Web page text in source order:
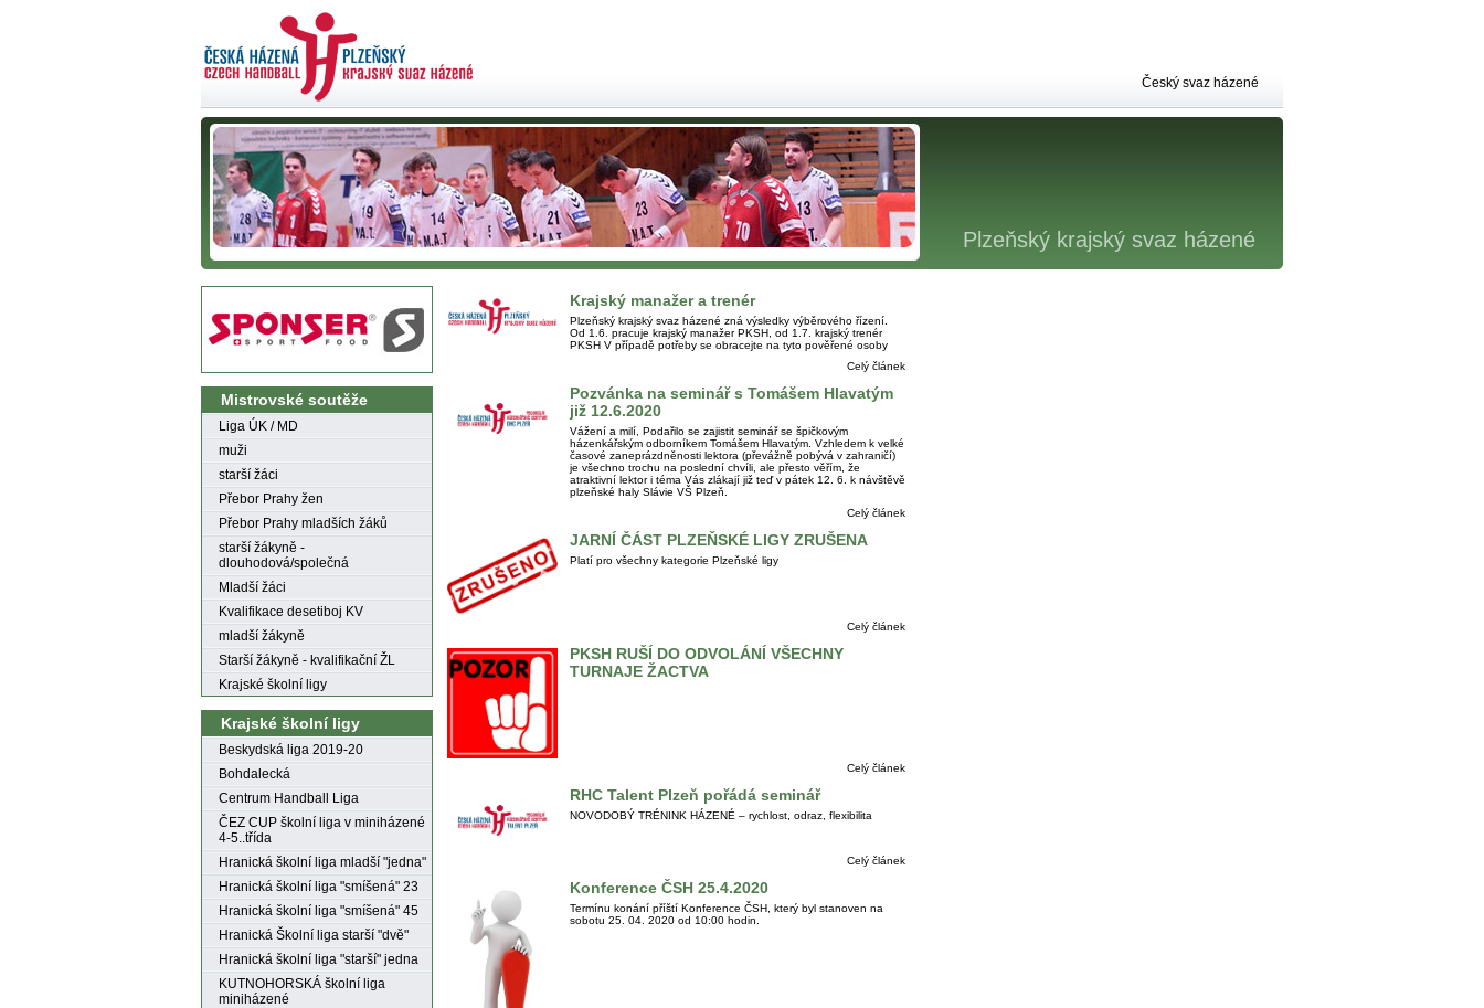
Plzeňský krajský svaz házené
Český svaz házené
Mistrovské soutěže
Liga ÚK / MD
muži
starší žáci
Přebor Prahy žen
Přebor Prahy mladších žáků
starší žákyně -
dlouhodová/společná
Mladší žáci
Kvalifikace desetiboj KV
mladší žákyně
Starší žákyně - kvalifikační ŽL
Krajské školní ligy
Krajské školní ligy
Beskydská liga 2019-20
Bohdalecká
Centrum Handball Liga
ČEZ CUP školní liga v miniházené
4-5..třída
Hranická školní liga mladší "jedna"
Hranická školní liga "smíšená" 23
Hranická školní liga "smíšená" 45
Hranická Školní liga starší "dvě"
Hranická školní liga "starší" jedna
KUTNOHORSKÁ školní liga
miniházené
Krajský manažer a trenér
Plzeňský krajský svaz házené zná výsledky výběrového řízení.
Od 1.6. pracuje krajský manažer PKSH, od 1.7. krajský trenér
PKSH V případě potřeby se obracejte na tyto pověřené osoby
Celý článek
Pozvánka na seminář s Tomášem Hlavatým
již 12.6.2020
Vážení a milí, Podařilo se zajistit seminář se špičkovým
házenkářským odborníkem Tomášem Hlavatým. Vzhledem k velké
časové zaneprázdněnosti lektora (převážně pobývá v zahraničí)
je všechno trochu na poslední chvíli, ale přesto věřím, že
atraktivní lektor i téma Vás zlákají již teď v pátek 12. 6. k návštěvě
plzeňské haly Slávie VŠ Plzeň.
Celý článek
JARNÍ ČÁST PLZEŇSKÉ LIGY ZRUŠENA
Platí pro všechny kategorie Plzeňské ligy
Celý článek
PKSH RUŠÍ DO ODVOLÁNÍ VŠECHNY
TURNAJE ŽACTVA
Celý článek
RHC Talent Plzeň pořádá seminář
NOVODOBÝ TRÉNINK HÁZENÉ – rychlost, odraz, flexibilita
Celý článek
Konference ČSH 25.4.2020
Termínu konání příští Konference ČSH, který byl stanoven na
sobotu 25. 04. 2020 od 10:00 hodin.